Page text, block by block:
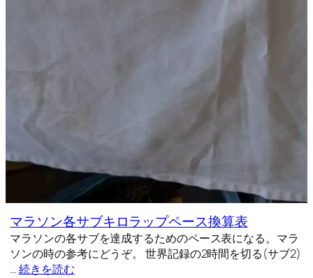
マラソン各サブキロラップペース換算表
マラソンの各サブを達成するためのペース表になる。マラ
ソンの時の参考にどうぞ。 世界記録の2時間を切る(サブ2)
…続きを読む